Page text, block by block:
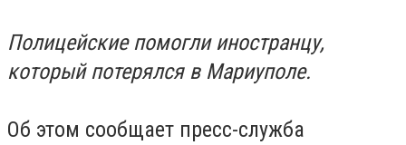
Полицейские помогли иностранцу,
который потерялся в Мариуполе.
Об этом сообщает пресс-служба